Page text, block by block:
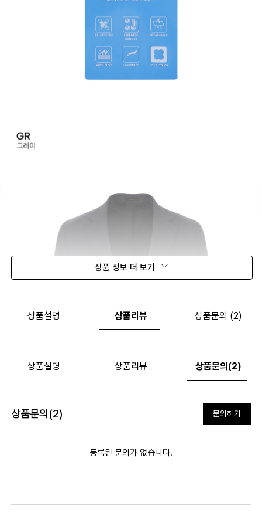
상품 정보 더 보기
상품설명 상품리뷰 상품문의 (2)
상품설명 상품리뷰 상품문의(2)
상품문의(2) 문의하기
등록된 문의가 없습니다.